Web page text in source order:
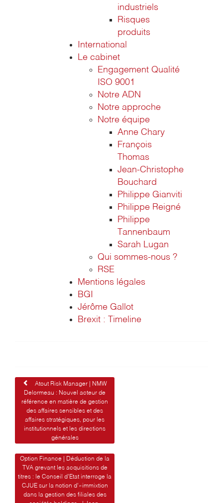
industriels
Risques
produits
International
Le cabinet
Engagement Qualité
ISO 9001
Notre ADN
Notre approche
Notre équipe
Anne Chary
François
Thomas
Jean-Christophe
Bouchard
Philippe Gianviti
Philippe Reigné
Philippe
Tannenbaum
Sarah Lugan
Qui sommes-nous ?
RSE
Mentions légales
BGI
Jérôme Gallot
Brexit : Timeline
Navigation
de
l’article
Atout Risk Manager | NMW
Delormeau : Nouvel acteur de
référence en matière de gestion
des affaires sensibles et des
affaires stratégiques, pour les
institutionnels et les directions
générales
Option Finance | Déduction de la
TVA grevant les acquisitions de
titres : le Conseil d’Etat interroge la
CJUE sur la notion d’«immixtion
dans la gestion des filiales des